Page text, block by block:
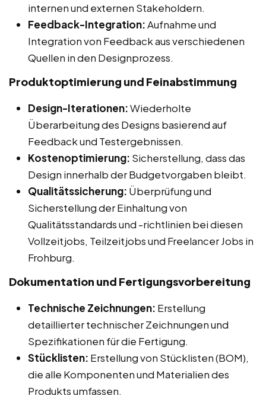
internen und externen Stakeholdern.
Feedback-Integration:Aufnahme und
Integration von Feedback aus verschiedenen
Quellen in den Designprozess.
Produktoptimierung und Feinabstimmung
Design-Iterationen:Wiederholte
Überarbeitung des Designs basierend auf
Feedback und Testergebnissen.
Kostenoptimierung: Sicherstellung, dass das
Design innerhalb der Budgetvorgaben bleibt.
Qualitätssicherung: Überprüfung und
Sicherstellung der Einhaltung von
Qualitätsstandards und -richtlinien bei diesen
Vollzeitjobs, Teilzeitjobs und Freelancer Jobs in
Frohburg.
Dokumentation und Fertigungsvorbereitung
Technische Zeichnungen: Erstellung
detaillierter technischer Zeichnungen und
Spezifikationen für die Fertigung.
Stücklisten: Erstellung von Stücklisten (BOM),
die alle Komponenten und Materialien des
Produkts umfassen.